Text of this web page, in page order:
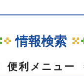
情報検索
便利メニュー